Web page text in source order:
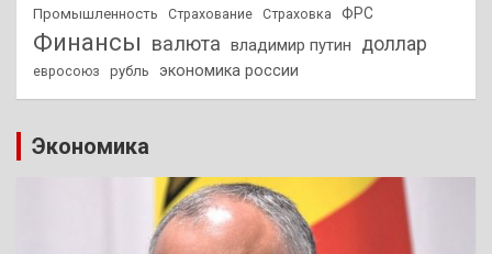
Промышленность Страхование Страховка ФРС
Финансы валюта владимир путин доллар
евросоюз рубль экономика россии
Экономика